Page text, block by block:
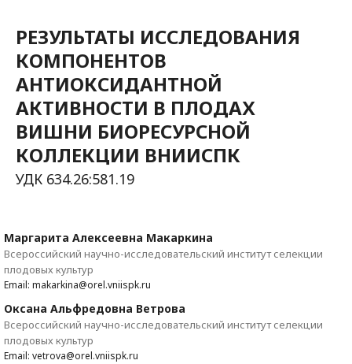
РЕЗУЛЬТАТЫ ИССЛЕДОВАНИЯ
КОМПОНЕНТОВ
АНТИОКСИДАНТНОЙ
АКТИВНОСТИ В ПЛОДАХ
ВИШНИ БИОРЕСУРСНОЙ
КОЛЛЕКЦИИ ВНИИСПК
УДК 634.26:581.19
Маргарита Алексеевна Макаркина
Всероссийский научно-исследовательский институт селекции
плодовых культур
Email: makarkina@orel.vniispk.ru
Оксана Альфредовна Ветрова
Всероссийский научно-исследовательский институт селекции
плодовых культур
Email: vetrova@orel.vniispk.ru